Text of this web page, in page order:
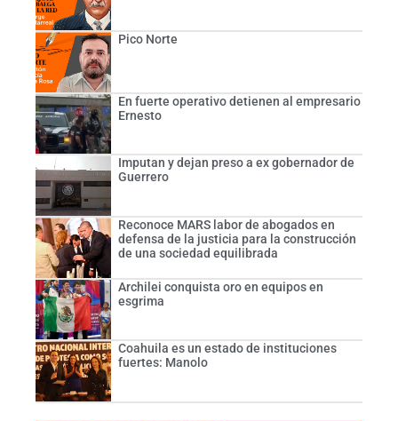
Pico Norte
En fuerte operativo detienen al empresario
Ernesto
Imputan y dejan preso a ex gobernador de
Guerrero
Reconoce MARS labor de abogados en
defensa de la justicia para la construcción
de una sociedad equilibrada
Archilei conquista oro en equipos en
esgrima
Coahuila es un estado de instituciones
fuertes: Manolo